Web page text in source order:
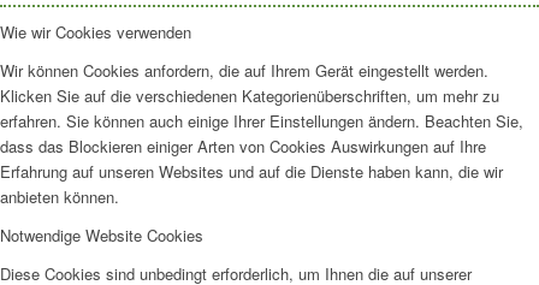
Wie wir Cookies verwenden
Wir können Cookies anfordern, die auf Ihrem Gerät eingestellt werden.
Klicken Sie auf die verschiedenen Kategorienüberschriften, um mehr zu
erfahren. Sie können auch einige Ihrer Einstellungen ändern. Beachten Sie,
dass das Blockieren einiger Arten von Cookies Auswirkungen auf Ihre
Erfahrung auf unseren Websites und auf die Dienste haben kann, die wir
anbieten können.
Notwendige Website Cookies
Diese Cookies sind unbedingt erforderlich, um Ihnen die auf unserer